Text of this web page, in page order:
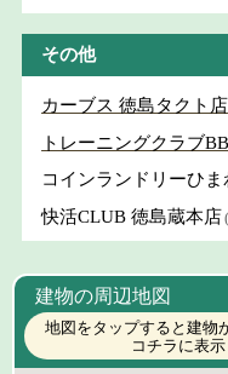
その他
カーブス 徳島タクト店
トレーニングクラブBB
コインランドリーひま
快活CLUB 徳島蔵本店
建物の周辺地図
地図をタップすると建物
コチラに表